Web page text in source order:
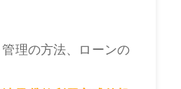
理の方法、ローンの